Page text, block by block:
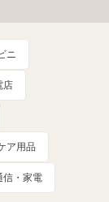
ニ
店
ア用品
信・家電